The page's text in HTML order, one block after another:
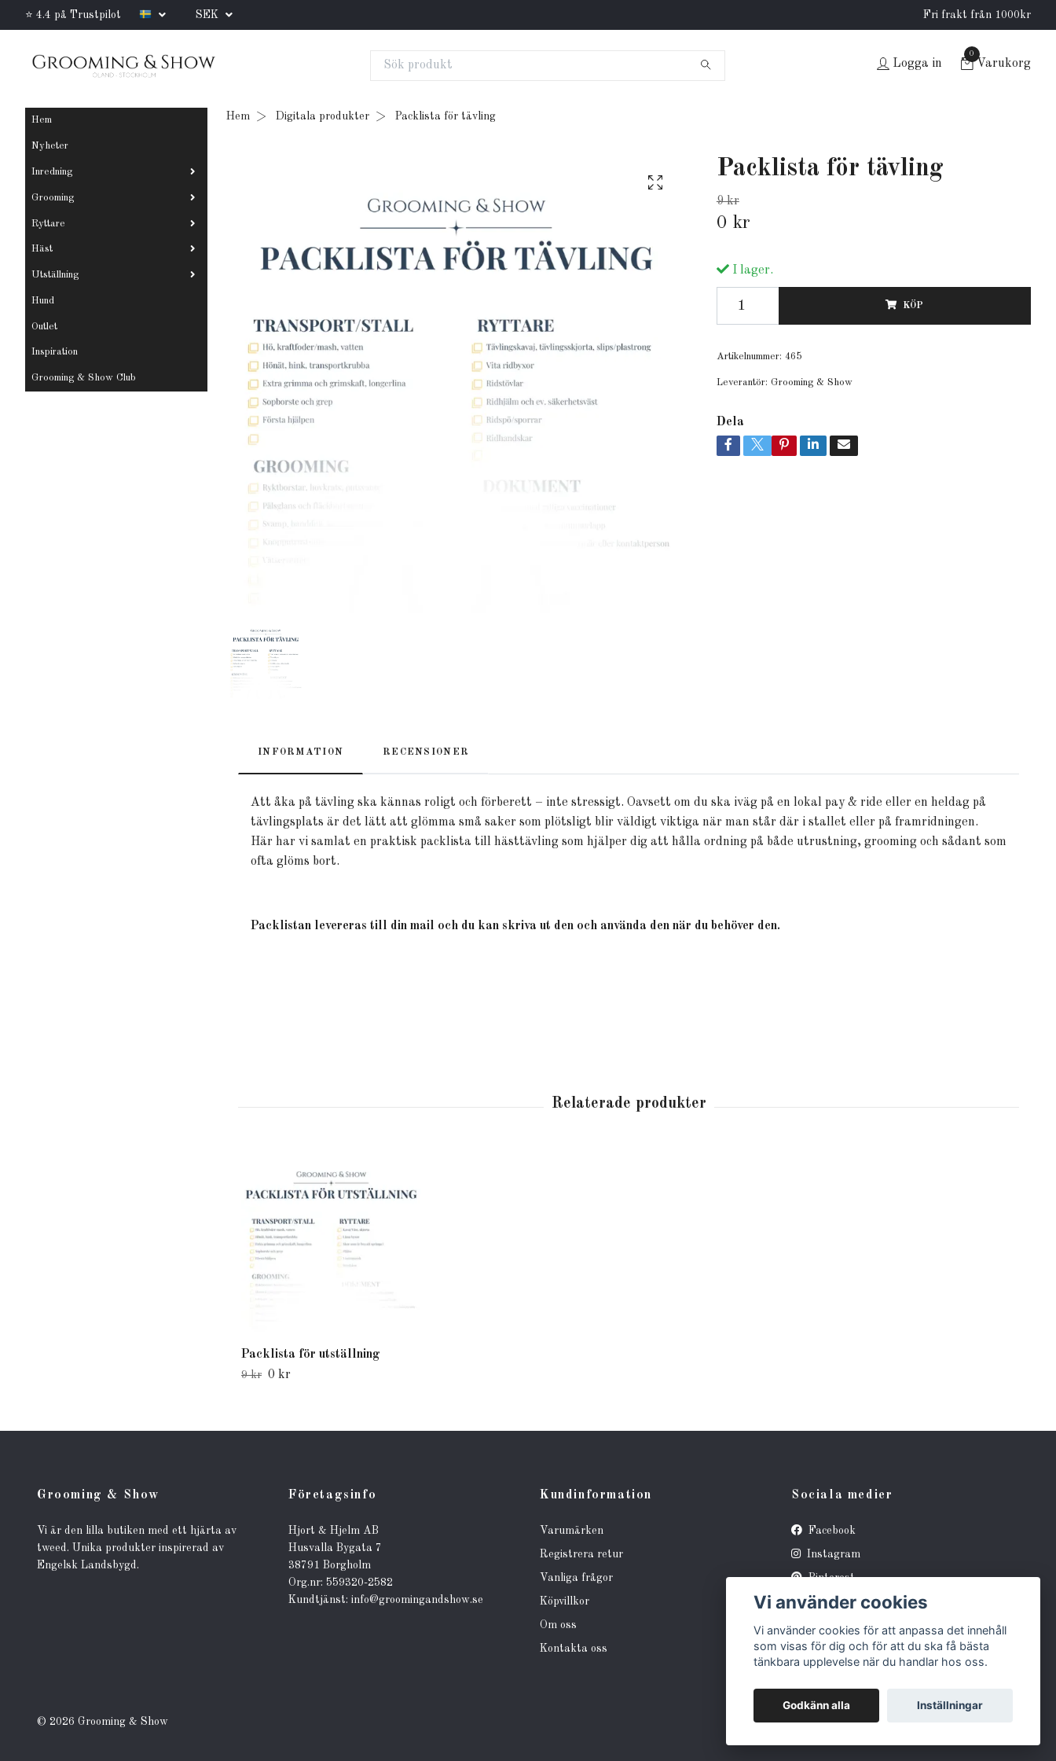
⭐ 4.4 på Trustpilot SEK Fri frakt från 1000kr
Logga in
0
Varukorg
Hem
Nyheter
Inredning
Grooming
Ryttare
Häst
Utställning
Hund
Outlet
Inspiration
Grooming & Show Club
Hem Digitala produkter Packlista för tävling
Packlista för tävling
9 kr
0 kr
I lager.
KÖP
Artikelnummer: 465
Leverantör: Grooming & Show
Dela
INFORMATION RECENSIONER
Att åka på tävling ska kännas roligt och förberett – inte stressigt. Oavsett om du ska iväg på en lokal pay & ride eller en heldag på
tävlingsplats är det lätt att glömma små saker som plötsligt blir väldigt viktiga när man står där i stallet eller på framridningen.
Här har vi samlat en praktisk packlista till hästtävling som hjälper dig att hålla ordning på både utrustning, grooming och sådant som
ofta glöms bort.
Packlistan levereras till din mail och du kan skriva ut den och använda den när du behöver den.
Packlista för utställning
9 kr 0 kr
Grooming & Show
Vi är den lilla butiken med ett hjärta av
tweed. Unika produkter inspirerad av
Engelsk Landsbygd.
Företagsinfo
Hjort & Hjelm AB
Husvalla Bygata 7
38791 Borgholm
Org.nr: 559320-2582
Kundtjänst: info@groomingandshow.se
Kundinformation
Varumärken
Registrera retur
Vanliga frågor
Köpvillkor
Om oss
Kontakta oss
Sociala medier
Facebook
Instagram
Pinterest
© 2026 Grooming & Show
Vi använder cookies
Vi använder cookies för att anpassa det innehåll
som visas för dig och för att du ska få bästa
tänkbara upplevelse när du handlar hos oss.
Godkänn alla Inställningar